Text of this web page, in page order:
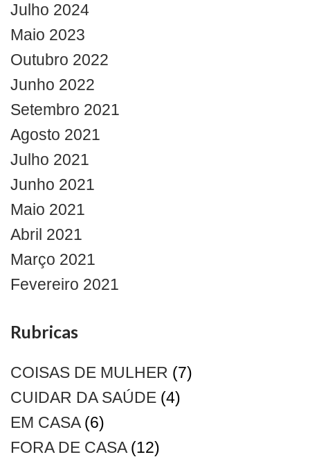
Julho 2024
Maio 2023
Outubro 2022
Junho 2022
Setembro 2021
Agosto 2021
Julho 2021
Junho 2021
Maio 2021
Abril 2021
Março 2021
Fevereiro 2021
Rubricas
COISAS DE MULHER (7)
CUIDAR DA SAÚDE (4)
EM CASA(6)
FORA DE CASA(12)